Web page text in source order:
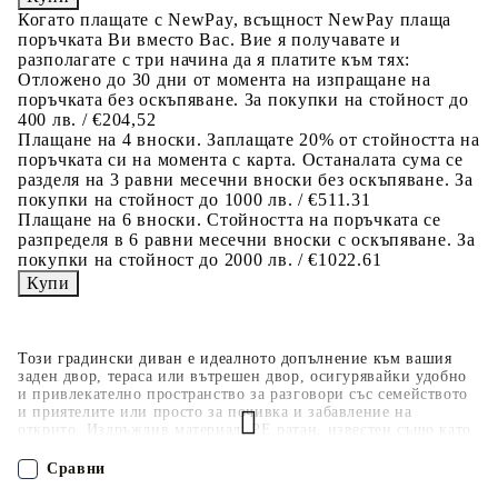
Този градински диван е идеалното допълнение към вашия
заден двор, тераса или вътрешен двор, осигурявайки удобно
и привлекателно пространство за разговори със семейството
и приятелите или просто за почивка и забавление на
открито. Издръжлив материал: PE ратан, известен също като
поддръжка, който прилича на естествен ратан. Той е лек,
лесен за почистване и често се използва за външни мебели
Когато плащате с NewPay, всъщност NewPay плаща
поръчката Ви вместо Вас. Вие я получавате и
разполагате с три начина да я платите към тях:
Отложено до 30 дни от момента на изпращане на
поръчката без оскъпяване. За покупки на стойност до
400 лв. / €204,52
Плащане на 4 вноски. Заплащате 20% от стойността на
поръчката си на момента с карта. Останалата сума се
разделя на 3 равни месечни вноски без оскъпяване. За
покупки на стойност до 1000 лв. / €511.31
Плащане на 6 вноски. Стойността на поръчката се
разпределя в 6 равни месечни вноски с оскъпяване. За
покупки на стойност до 2000 лв. / €1022.61
Сравни